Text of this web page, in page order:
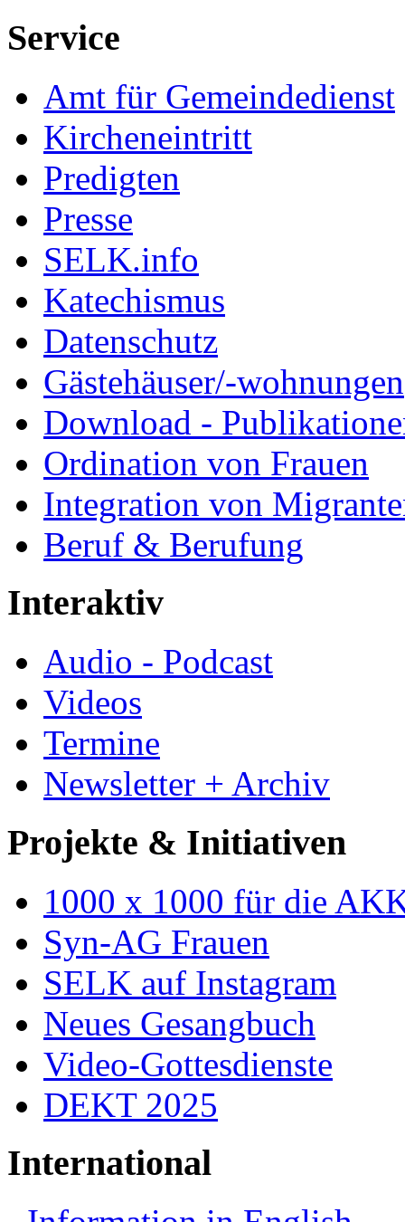
Service
Amt für Gemeindedienst
Kircheneintritt
Predigten
Presse
SELK.info
Katechismus
Datenschutz
Gästehäuser/-wohnungen
Download -
Ordination von Frauen
Integration von
Beruf & Berufung
Interaktiv
Audio - Podcast
Videos
Termine
Newsletter + Archiv
Projekte & Initiativen
1000 x 1000 für die
Syn-AG Frauen
SELK auf Instagram
Neues Gesangbuch
Video-Gottesdienste
DEKT 2025
International